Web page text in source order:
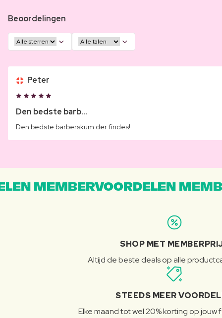
Beoordelingen
Peter
Den bedste barb...
Den bedste barberskum der findes!
MEMBERVOORDELEN
SHOP MET
Altijd de beste deals op alle
STEEDS MEER
Elke maand tot wel 20% korting op jouw